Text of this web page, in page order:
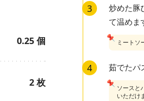
0.25 個
2 枚
3
炒めた豚
て温めま
ミートソ
📌
4 茹でたパ
ソースと
いただけ
📌